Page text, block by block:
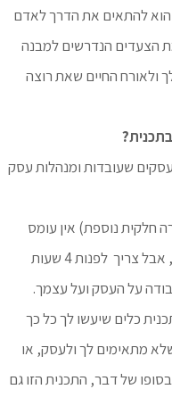
הוא להתאים את הדרך לאדם
הצעדים הנדרשים למבנה
ולאורח החיים שאת רוצה
שעובדות ומנהלות עסק
חלקית נוספת) אין עומס
אינטנסיבי שצריך לעצור את החיים בגללו, אבל צריך לפנות 4 שעות
על העסק ועל עצמך.
כלים שיעשו לך כל כך
מתאימים לך ולעסק, או
של דבר, התכנית הזו גם